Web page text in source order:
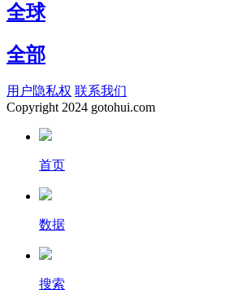
全球
全部
用户隐私权 联系我们
Copyright2024 gotohui.com
首页
数据
搜索